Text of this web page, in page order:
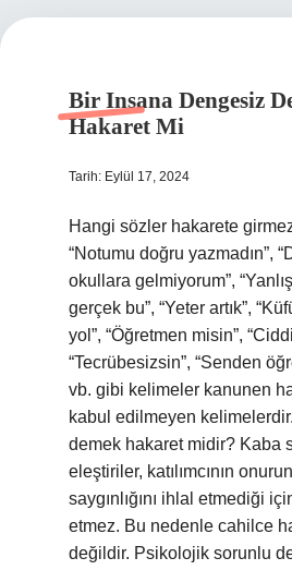
Bir Insana Dengesiz
Hakaret Mi
Tarih: Eylül 17, 2024
Hangi sözler hakarete
“Notumu doğru yazmadın”,
okullara gelmiyorum”,
gerçek bu”, “Yeter artık”,
yol”, “Öğretmen misin”,
“Tecrübesizsin”, “Senden
vb. gibi kelimeler kanunen
kabul edilmeyen
demek hakaret midir? Kaba
eleştiriler, katılımcının
saygınlığını ihlal etmediği
etmez. Bu nedenle cahilce
değildir. Psikolojik sorunlu